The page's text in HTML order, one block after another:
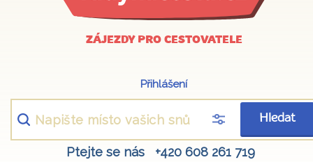
ZÁJEZDY PRO CESTOVATELE
Přihlášení
Hledat
Ptejte se nás +420 608 261 719